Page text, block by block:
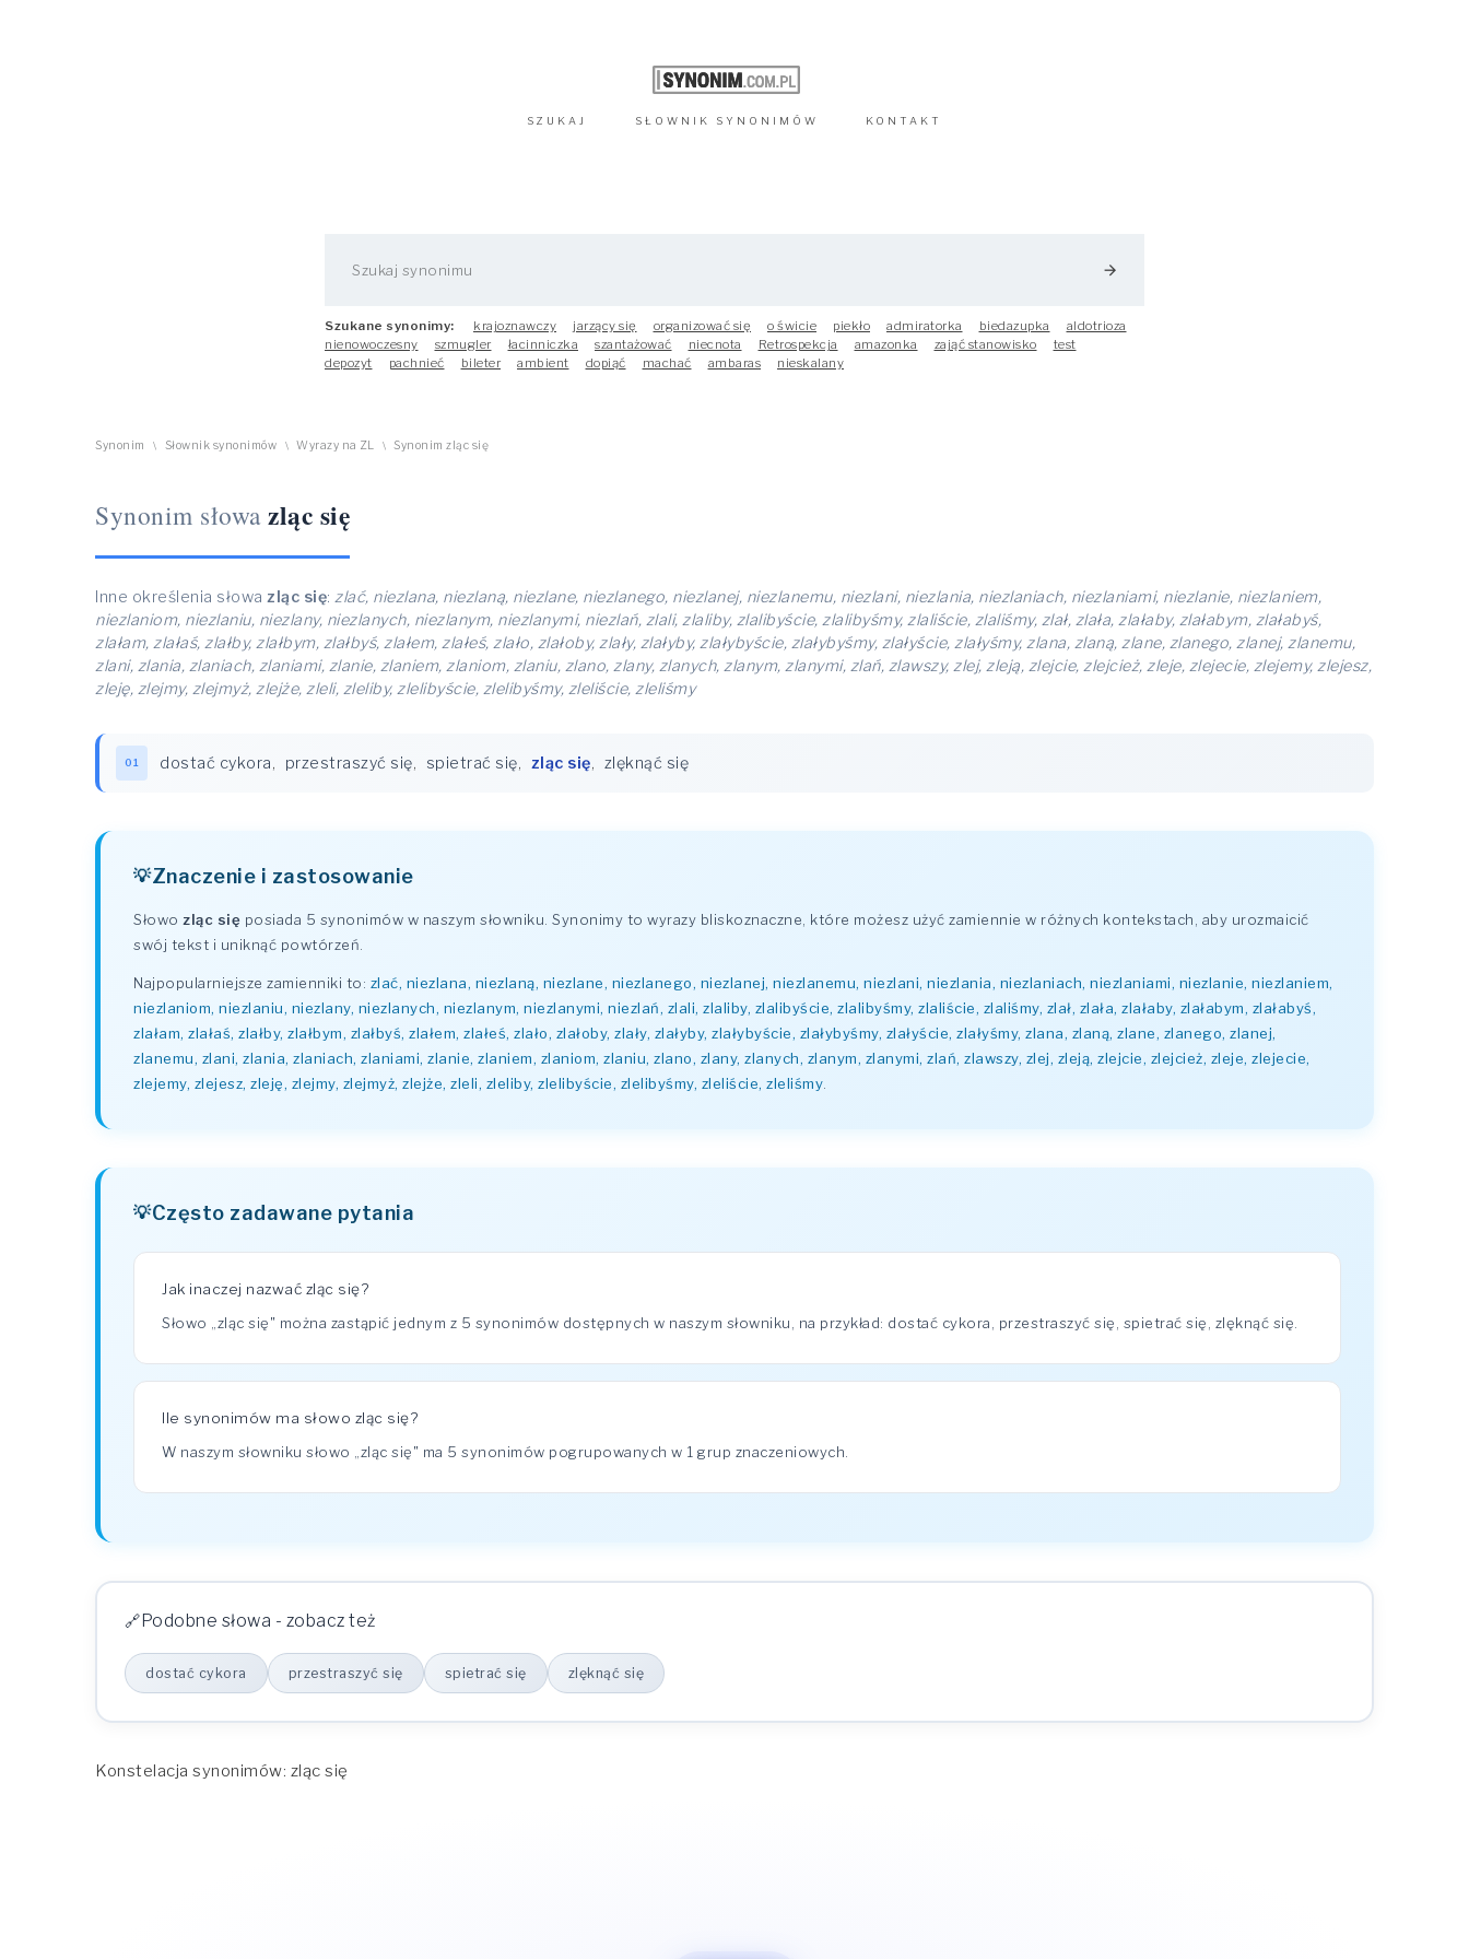
SZUKAJ SŁOWNIK SYNONIMÓW KONTAKT
arrow_forward
Szukane synonimy: krajoznawczy jarzący się organizować się o świcie piekło admiratorka biedazupka
aldotrioza
nienowoczesny
szmugler łacinniczka szantażować niecnota Retrospekcja amazonka zająć stanowisko
test
depozyt
pachnieć bileter ambient dopiąć machać ambaras nieskalany
Synonim \ Słownik synonimów \ Wyrazy na ZL \ Synonim zląc się
Synonim słowa zląc się
Inne określenia słowa zląc się: zlać, niezlana, niezlaną, niezlane, niezlanego, niezlanej, niezlanemu, niezlani, niezlania, niezlaniach, niezlaniami, niezlanie, niezlaniem,
niezlaniom, niezlaniu, niezlany, niezlanych, niezlanym, niezlanymi, niezlań, zlali, zlaliby, zlalibyście, zlalibyśmy, zlaliście, zlaliśmy, zlał, zlała, zlałaby, zlałabym, zlałabyś,
zlałam, zlałaś, zlałby, zlałbym, zlałbyś, zlałem, zlałeś, zlało, zlałoby, zlały, zlałyby, zlałybyście, zlałybyśmy, zlałyście, zlałyśmy, zlana, zlaną, zlane, zlanego, zlanej, zlanemu,
zlani, zlania, zlaniach, zlaniami, zlanie, zlaniem, zlaniom, zlaniu, zlano, zlany, zlanych, zlanym, zlanymi, zlań, zlawszy, zlej, zleją, zlejcie, zlejcież, zleje, zlejecie, zlejemy, zlejesz,
zleję, zlejmy, zlejmyż, zlejże, zleli, zleliby, zlelibyście, zlelibyśmy, zleliście, zleliśmy
01 dostać cykora, przestraszyć się, spietrać się, zląc się, zlęknąć się
Znaczenie i zastosowanie
Słowo zląc się posiada 5 synonimów w naszym słowniku. Synonimy to wyrazy bliskoznaczne, które możesz użyć zamiennie w różnych kontekstach, aby urozmaicić
swój tekst i uniknąć powtórzeń.
Najpopularniejsze zamienniki to: zlać, niezlana, niezlaną, niezlane, niezlanego, niezlanej, niezlanemu, niezlani, niezlania, niezlaniach, niezlaniami, niezlanie, niezlaniem,
niezlaniom, niezlaniu, niezlany, niezlanych, niezlanym, niezlanymi, niezlań, zlali, zlaliby, zlalibyście, zlalibyśmy, zlaliście, zlaliśmy, zlał, zlała, zlałaby, zlałabym, zlałabyś,
zlałam, zlałaś, zlałby, zlałbym, zlałbyś, zlałem, zlałeś, zlało, zlałoby, zlały, zlałyby, zlałybyście, zlałybyśmy, zlałyście, zlałyśmy, zlana, zlaną, zlane, zlanego, zlanej,
zlanemu, zlani, zlania, zlaniach, zlaniami, zlanie, zlaniem, zlaniom, zlaniu, zlano, zlany, zlanych, zlanym, zlanymi, zlań, zlawszy, zlej, zleją, zlejcie, zlejcież, zleje, zlejecie,
zlejemy, zlejesz, zleję, zlejmy, zlejmyż, zlejże, zleli, zleliby, zlelibyście, zlelibyśmy, zleliście, zleliśmy
Często zadawane pytania
Jak inaczej nazwać zląc się?
Słowo „zląc się" można zastąpić jednym z 5 synonimów dostępnych w naszym słowniku, na przykład: dostać cykora, przestraszyć się, spietrać się, zlęknąć się.
Ile synonimów ma słowo zląc się?
W naszym słowniku słowo „zląc się" ma 5 synonimów pogrupowanych w 1 grup znaczeniowych.
Podobne słowa - zobacz też
dostać cykora przestraszyć się spietrać się zlęknąć się
Konstelacja synonimów: zląc się